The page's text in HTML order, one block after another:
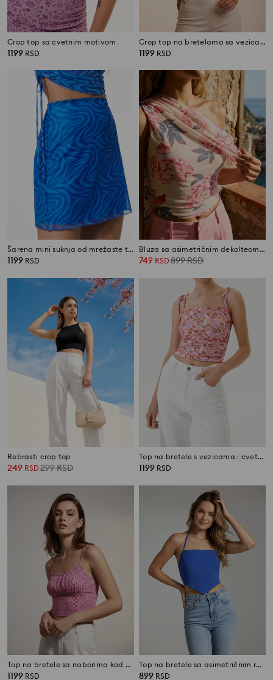
Crop top sa cvetnim motivom
1199 RSD
Crop top na bretelama sa vezicama sa strane
1199 RSD
Šarena mini suknja od mrežaste tkanine
1199 RSD
Bluza sa asimetričnim dekolteom i cvetnim uzorkom
749 RSD 899RSD
Rebrasti crop top
249 RSD 299RSD
Top na bretele s vezicama i cvetnim dezenom
1199 RSD
Top na bretele sa naborima kod dekoltea i geometrijskim uzorkom
1199 RSD
Top na bretele sa asimetričnim rubom
899 RSD